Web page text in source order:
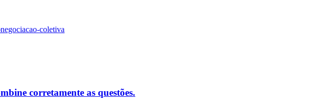
negociacao-coletiva
corretamente as questões.